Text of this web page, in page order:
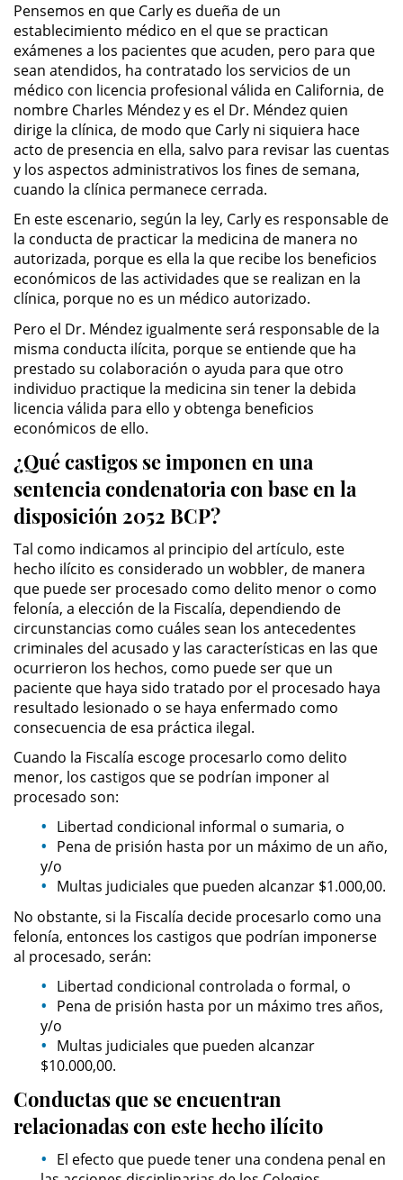
Agresión Sexual
Conducta Lasciva
Copulación Oral Forzada
Estupro
Exposición Indecente
Merodear Para Cometer
Prostitución
Años
Penetración Sexual Forzada
Pornografía Infantil
Prostitución y Solicitación
Delitos Violentos
Aumento de Sentencia para
Pandillas
Disuadir a un Testigo
Homicidio
Homicidio Involuntario
Homicidio Voluntario
Intento de Asesinato
Secuestro
DUI
DMV
Cuarta Ofensa de DUI
Conducción Imprudente con
Presencia de Alcohol
DUI Causando Lesiones
DUI en Menores de Edad
Pensemos en que Carly es dueña de un
establecimiento médico en el que se practican
exámenes a los pacientes que acuden, pero para que
sean atendidos, ha contratado los servicios de un
médico con licencia profesional válida en California, de
nombre Charles Méndez y es el Dr. Méndez quien
dirige la clínica, de modo que Carly ni siquiera hace
acto de presencia en ella, salvo para revisar las cuentas
y los aspectos administrativos los fines de semana,
cuando la clínica permanece cerrada.
En este escenario, según la ley, Carly es responsable de
la conducta de practicar la medicina de manera no
autorizada, porque es ella la que recibe los beneficios
económicos de las actividades que se realizan en la
clínica, porque no es un médico autorizado.
Pero el Dr. Méndez igualmente será responsable de la
misma conducta ilícita, porque se entiende que ha
prestado su colaboración o ayuda para que otro
individuo practique la medicina sin tener la debida
licencia válida para ello y obtenga beneficios
económicos de ello.
¿Qué castigos se imponen en una
sentencia condenatoria con base en la
disposición 2052 BCP?
Tal como indicamos al principio del artículo, este
hecho ilícito es considerado un wobbler, de manera
que puede ser procesado como delito menor o como
felonía, a elección de la Fiscalía, dependiendo de
circunstancias como cuáles sean los antecedentes
criminales del acusado y las características en las que
ocurrieron los hechos, como puede ser que un
paciente que haya sido tratado por el procesado haya
resultado lesionado o se haya enfermado como
consecuencia de esa práctica ilegal.
Cuando la Fiscalía escoge procesarlo como delito
menor, los castigos que se podrían imponer al
procesado son:
Libertad condicional informal o sumaria, o
Pena de prisión hasta por un máximo de un año,
y/o
Multas judiciales que pueden alcanzar $1.000,00.
No obstante, si la Fiscalía decide procesarlo como una
felonía, entonces los castigos que podrían imponerse
al procesado, serán:
Libertad condicional controlada o formal, o
Pena de prisión hasta por un máximo tres años,
y/o
Multas judiciales que pueden alcanzar
$10.000,00.
Conductas que se encuentran
relacionadas con este hecho ilícito
El efecto que puede tener una condena penal en